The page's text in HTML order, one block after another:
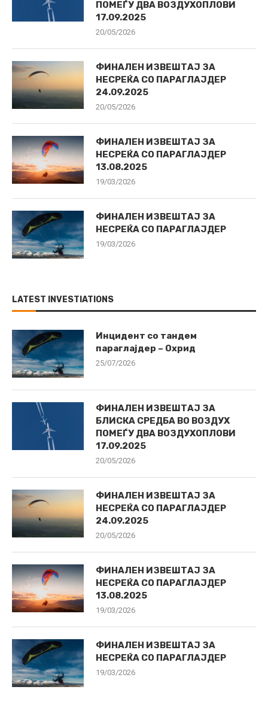
ПОМЕЃУ ДВА ВОЗДУХОПЛОВИ
17.09.2025
20/05/2026
ФИНАЛЕН ИЗВЕШТАЈ ЗА
НЕСРЕЌА СО ПАРАГЛАЈДЕР
24.09.2025
20/05/2026
ФИНАЛЕН ИЗВЕШТАЈ ЗА
НЕСРЕЌА СО ПАРАГЛАЈДЕР
13.08.2025
19/03/2026
ФИНАЛЕН ИЗВЕШТАЈ ЗА
НЕСРЕЌА СО ПАРАГЛАЈДЕР
19/03/2026
LATEST INVESTIATIONS
Инцидент со тандем
параглајдер – Охрид
25/07/2026
ФИНАЛЕН ИЗВЕШТАЈ ЗА
БЛИСКА СРЕДБА ВО ВОЗДУХ
ПОМЕЃУ ДВА ВОЗДУХОПЛОВИ
17.09.2025
20/05/2026
ФИНАЛЕН ИЗВЕШТАЈ ЗА
НЕСРЕЌА СО ПАРАГЛАЈДЕР
24.09.2025
20/05/2026
ФИНАЛЕН ИЗВЕШТАЈ ЗА
НЕСРЕЌА СО ПАРАГЛАЈДЕР
13.08.2025
19/03/2026
ФИНАЛЕН ИЗВЕШТАЈ ЗА
НЕСРЕЌА СО ПАРАГЛАЈДЕР
19/03/2026